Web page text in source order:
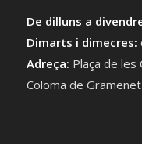
De dilluns a
Dimarts i dimecres:
Adreça: Plaça de les
Coloma de Gramenet